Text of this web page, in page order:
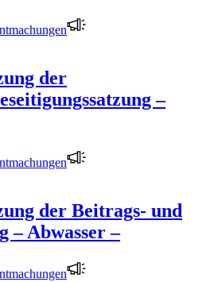
der
–
der Beitrags- und
– Abwasser –